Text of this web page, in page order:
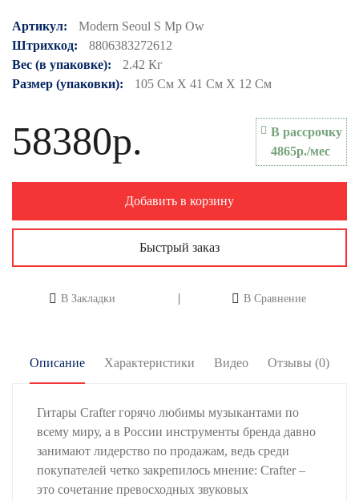
Артикул:
Modern Seoul S Mp Ow
Штрихкод:
8806383272612
Вес (в упаковке):
2.42 Кг
Размер (упаковки):
105 См X 41 См X 12 См
58380р.
В рассрочку
4865р./мес
Добавить в корзину
Быстрый заказ
В Закладки В Сравнение
Описание Характеристики Видео Отзывы (0)
Гитары Crafter горячо любимы музыкантами по
всему миру, а в России инструменты бренда давно
занимают лидерство по продажам, ведь среди
покупателей четко закрепилось мнение: Crafter –
это сочетание превосходных звуковых